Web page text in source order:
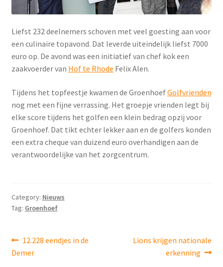
Liefst 232 deelnemers schoven met veel goesting aan voor
een culinaire topavond. Dat leverde uiteindelijk liefst 7000
euro op. De avond was een initiatief van chef kok een
zaakvoerder van Hof te Rhode Felix Alen.
Tijdens het topfeestje kwamen de GroenhoefGolfvrienden
nog met een fijne verrassing. Het groepje vrienden legt bij
elke score tijdens het golfen een klein bedrag opzij voor
Groenhoef. Dat tikt echter lekker aan en de golfers konden
een extra cheque van duizend euro overhandigen aan de
verantwoordelijke van het zorgcentrum.
Category: Nieuws
Tag: Groenhoef
Berichtnavigatie
Previous
post:
12.228 eendjes in de
Demer
Next
Lions krijgen nationale
erkenning